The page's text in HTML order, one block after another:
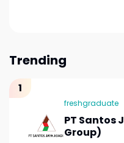
Trending
freshgraduate
PT Santos
Group)